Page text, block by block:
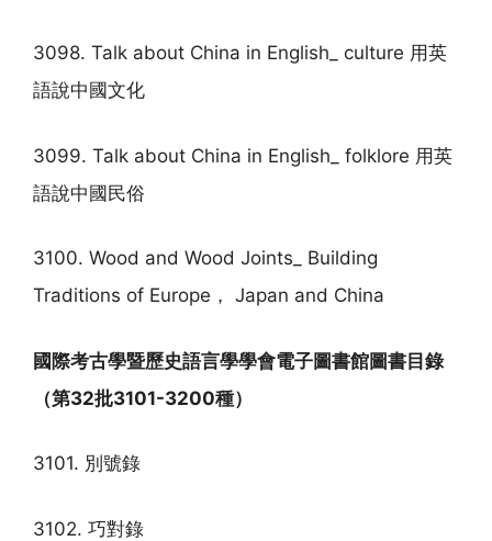
3098. Talk about China in English_ culture 用英
語說中國文化
3099. Talk about China in English_ folklore 用英
語說中國民俗
3100. Wood and Wood Joints_ Building
Traditions of Europe， Japan and China
國際考古學暨歷史語言學學會電子圖書館圖書目錄
（第32批3101-3200種）
3101. 別號錄
3102. 巧對錄